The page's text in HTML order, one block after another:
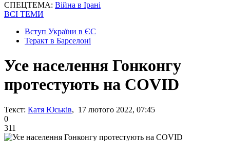
СПЕЦТЕМА: Війна в Ірані
ВСІ ТЕМИ
Вступ України в ЄС
Теракт в Барселоні
Усе населення Гонконгу
протестують на COVID
Текст: Катя Юськів, 17 лютого 2022, 07:45
0
311